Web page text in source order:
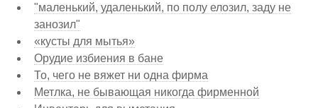
"маленький, удаленький, по полу елозил, заду не
занозил"
«кусты для мытья»
Орудие избиения в бане
То, чего не вяжет ни одна фирма
Метлка, не бывающая никогда фирменной